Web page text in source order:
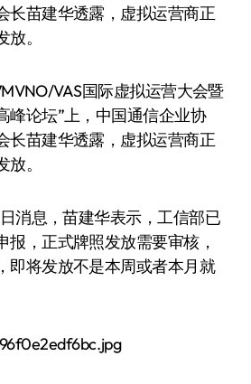
长苗建华透露，虚拟运营商正
。
VAS国际虚拟运营大会暨
峰论坛”上，中国通信企业协
长苗建华透露，虚拟运营商正
。
消息，苗建华表示，工信部已
报，正式牌照发放需要审核，
即将发放不是本周或者本月就